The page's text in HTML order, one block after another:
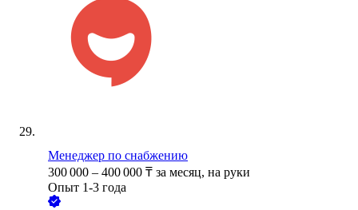
Менеджер по снабжению
300 000 – 400 000 ₸ за месяц, на руки
Опыт 1-3 года